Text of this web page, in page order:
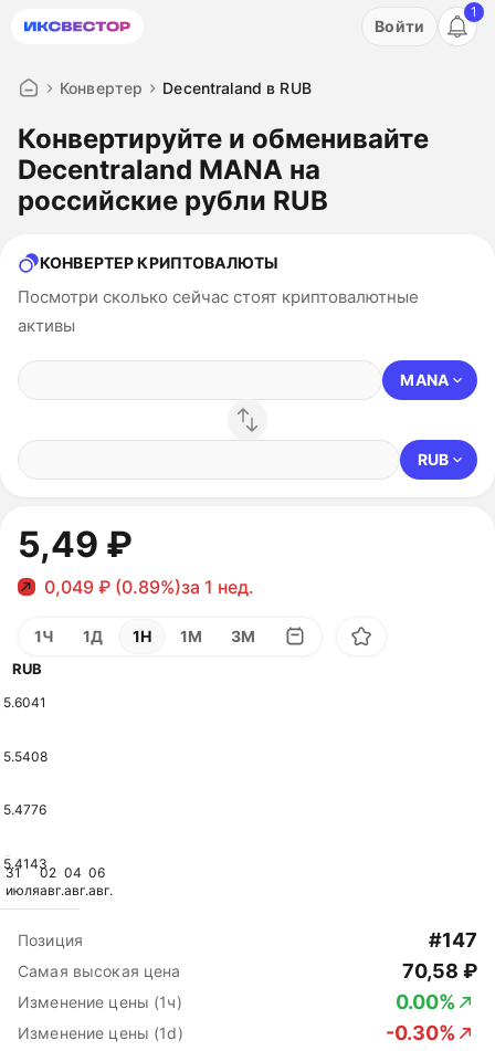
Акция: бесплатный пробный период на 3 дня!
Войти
1
Конвертер Decentraland в RUB
Конвертируйте и обменивайте
Decentraland MANA на
российские рубли RUB
КОНВЕРТЕР КРИПТОВАЛЮТЫ
Посмотри сколько сейчас стоят криптовалютные
активы
MANA
RUB
5,49 ₽
0,049 ₽ (0.89%)за 1 нед.
1Ч 1Д 1Н 1М 3М
31
июля
02
авг.
04
авг.
06
авг.
RUB
5.6041
5.5408
5.4776
5.4143
Позиция #147
Самая высокая цена 70,58 ₽
Изменение цены (1ч) 0.00%
Изменение цены (1d) -0.30%